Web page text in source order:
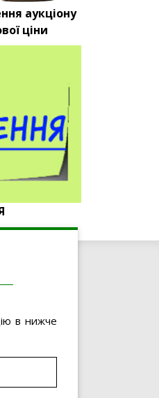
аукціону
ціни
в нижче